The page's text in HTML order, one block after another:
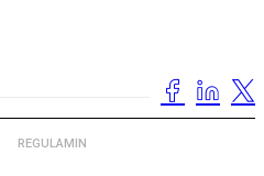
REGULAMIN